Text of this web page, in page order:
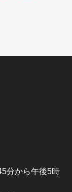
分から午後5時